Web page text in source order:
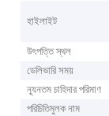
হাইলাইট
উৎপত্তি স্থল
ডেলিভারি সময়
ন্যূনতম চাহিদার পরিমাণ
পরিচিতিমুলক নাম